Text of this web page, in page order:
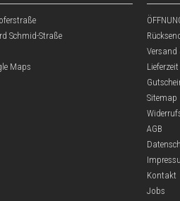
Schmid-Straße
Maps
Versand
Lieferzeit
Sitemap
AGB
Kontakt
Jobs